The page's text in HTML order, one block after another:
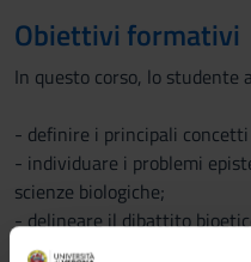
Obiettivi formativi
In questo corso, lo studente
- definire i principali
- individuare i problemi
scienze biologiche;
- delineare il dibattito